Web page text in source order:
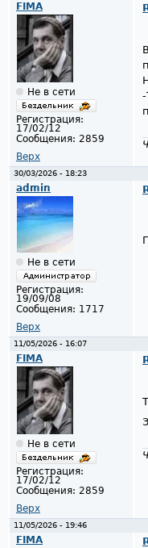
FIMA
Не в сети
Регистрация:
17/02/12
Сообщения: 2859
Верх
-
30/03/2026 - 18:23
admin
Не в сети
Регистрация:
19/09/08
Сообщения: 1717
Верх
11/05/2026 - 16:07
FIMA
Не в сети
Регистрация:
17/02/12
Сообщения: 2859
Верх
11/05/2026 - 19:46
FIMA